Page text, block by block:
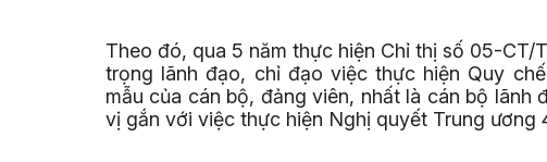
Theo đó, qua 5 năm thực hiện Chỉ thị số 05-
trọng lãnh đạo, chỉ đạo việc thực hiện Quy
mẫu của cán bộ, đảng viên, nhất là cán bộ
vị gắn với việc thực hiện Nghị quyết Trung